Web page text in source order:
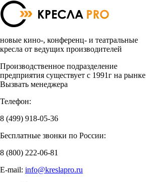
новые кино-, конференц- и театральные
кресла от ведущих производителей
Производственное подразделение
предприятия существует с 1991г на рынке
Вызвать менеджера
Телефон:
8 (499) 918-05-36
Бесплатные звонки по России:
8 (800) 222-06-81
E-mail: info@kreslapro.ru